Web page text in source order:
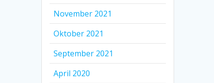
November 2021
Oktober 2021
September 2021
April 2020